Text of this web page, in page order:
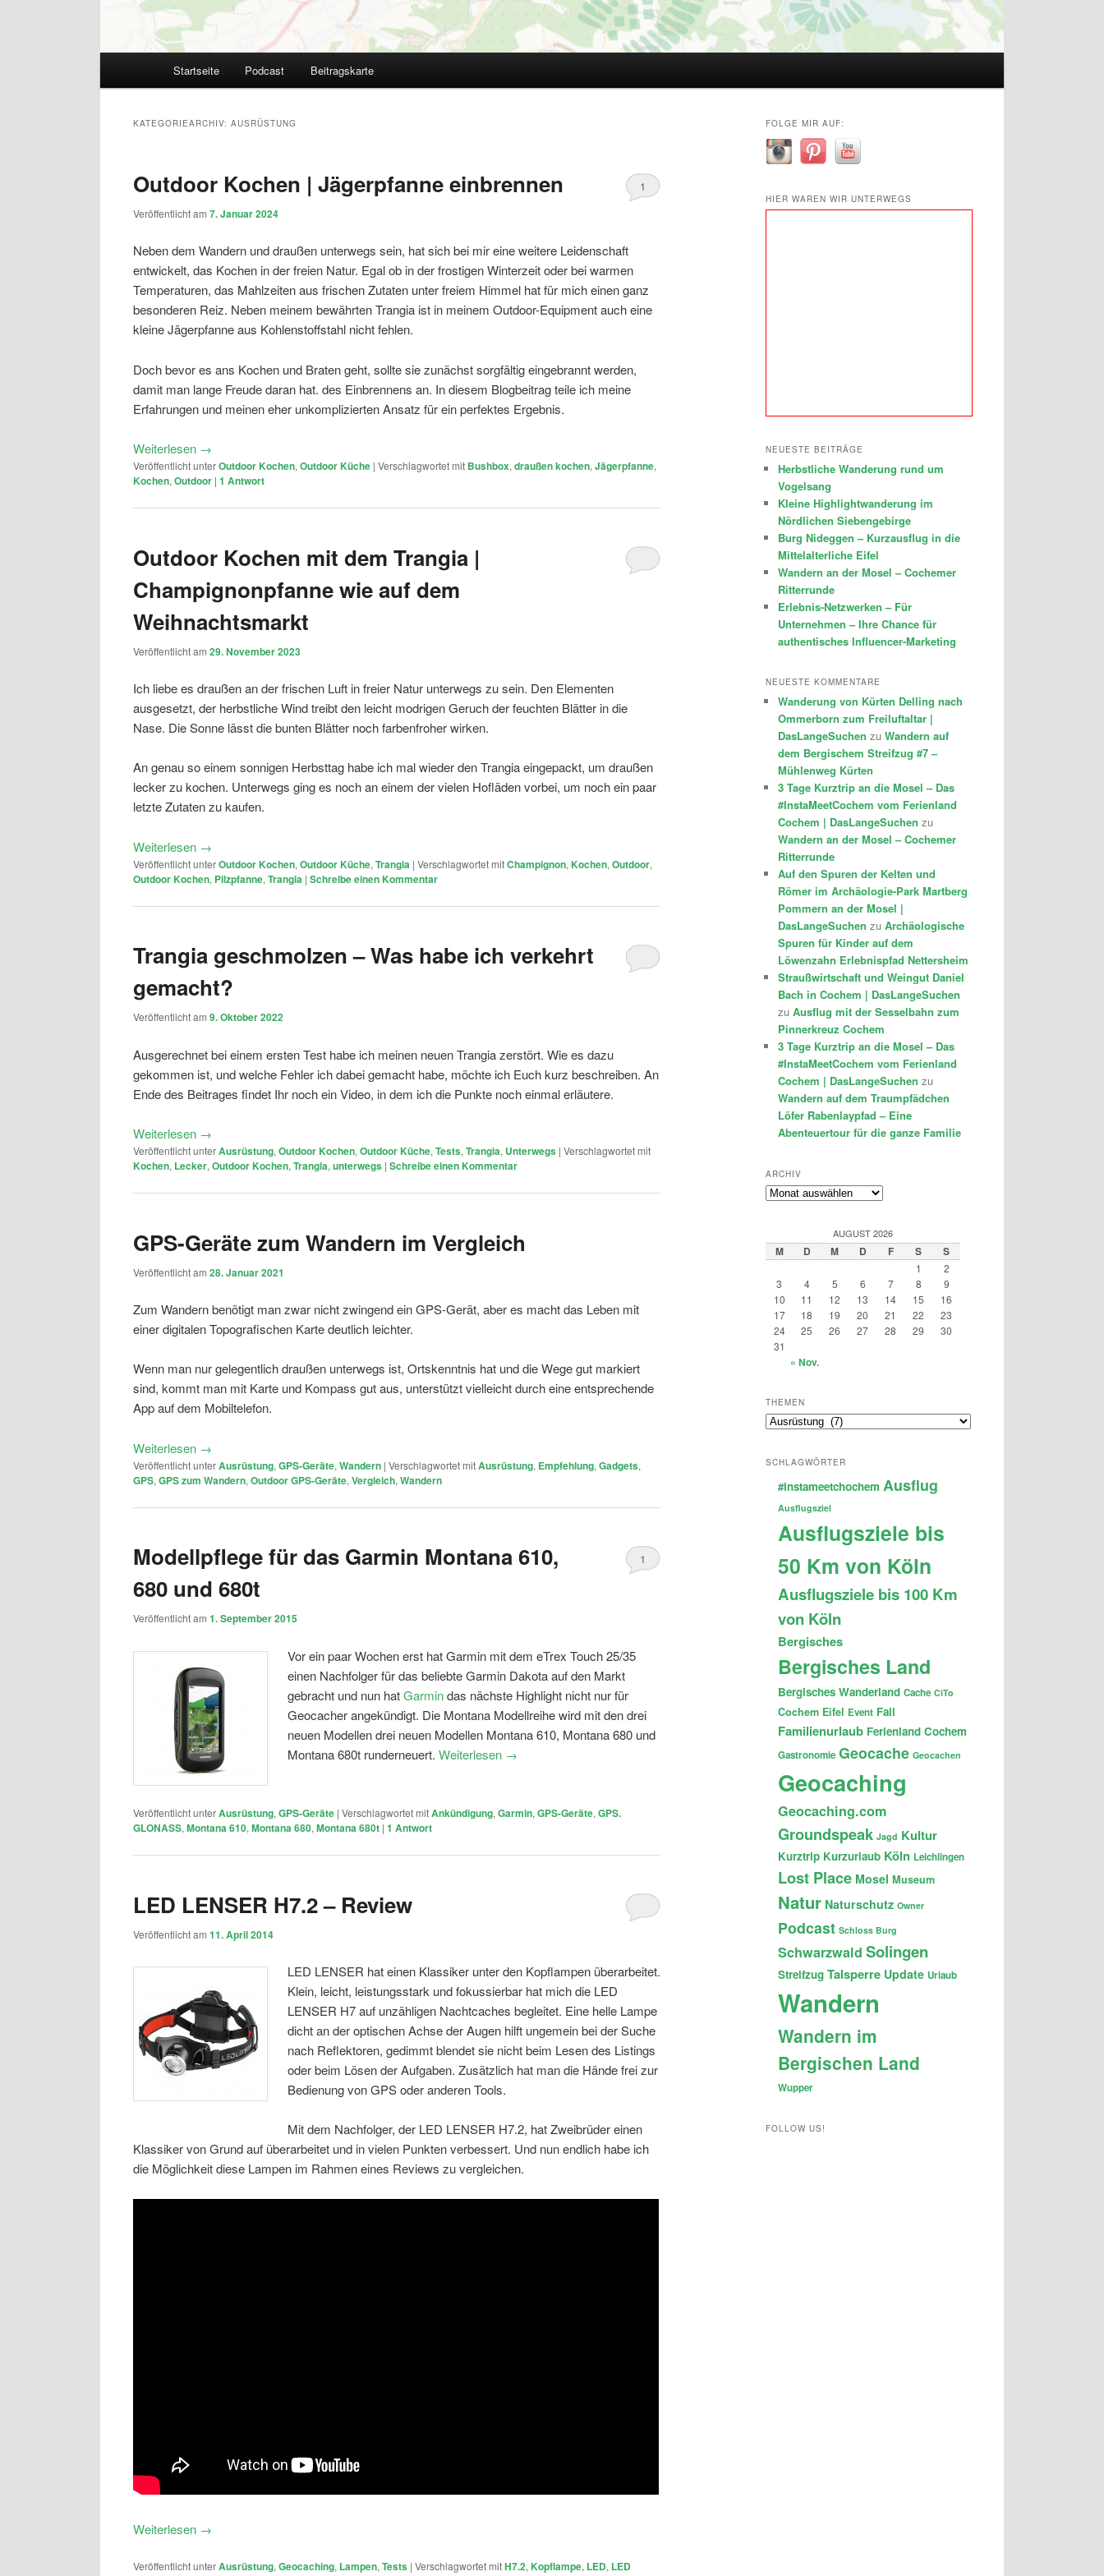
Startseite Podcast Beitragskarte
KATEGORIEARCHIV: AUSRÜSTUNG
Outdoor Kochen | Jägerpfanne einbrennen
Veröffentlicht am 7. Januar 2024
1
Neben dem Wandern und draußen unterwegs sein, hat sich bei mir eine weitere Leidenschaft
entwickelt, das Kochen in der freien Natur. Egal ob in der frostigen Winterzeit oder bei warmen
Temperaturen, das Mahlzeiten aus frischen Zutaten unter freiem Himmel hat für mich einen ganz
besonderen Reiz. Neben meinem bewährten Trangia ist in meinem Outdoor-Equipment auch eine
kleine Jägerpfanne aus Kohlenstoffstahl nicht fehlen.
Doch bevor es ans Kochen und Braten geht, sollte sie zunächst sorgfältig eingebrannt werden,
damit man lange Freude daran hat. des Einbrennens an. In diesem Blogbeitrag teile ich meine
Erfahrungen und meinen eher unkomplizierten Ansatz für ein perfektes Ergebnis.
Weiterlesen →
Veröffentlicht unterOutdoor Kochen, Outdoor Küche | Verschlagwortet mit Bushbox, draußen kochen, Jägerpfanne,
Kochen, Outdoor | 1 Antwort
Outdoor Kochen mit dem Trangia |
Champignonpfanne wie auf dem
Weihnachtsmarkt
Veröffentlicht am 29. November 2023
Ich liebe es draußen an der frischen Luft in freier Natur unterwegs zu sein. Den Elementen
ausgesetzt, der herbstliche Wind treibt den leicht modrigen Geruch der feuchten Blätter in die
Nase. Die Sonne lässt die bunten Blätter noch farbenfroher wirken.
An genau so einem sonnigen Herbsttag habe ich mal wieder den Trangia eingepackt, um draußen
lecker zu kochen. Unterwegs ging es noch an einem der vielen Hofläden vorbei, um noch ein paar
letzte Zutaten zu kaufen.
Weiterlesen →
Veröffentlicht unterOutdoor Kochen, Outdoor Küche, Trangia | Verschlagwortet mitChampignon, Kochen, Outdoor,
Outdoor Kochen, Pilzpfanne, Trangia | Schreibe einen Kommentar
Trangia geschmolzen – Was habe ich verkehrt
gemacht?
Veröffentlicht am 9. Oktober 2022
Ausgerechnet bei einem ersten Test habe ich meinen neuen Trangia zerstört. Wie es dazu
gekommen ist, und welche Fehler ich dabei gemacht habe, möchte ich Euch kurz beschreiben. An
Ende des Beitrages findet Ihr noch ein Video, in dem ich die Punkte noch einmal erläutere.
Weiterlesen →
Veröffentlicht unterAusrüstung, Outdoor Kochen, Outdoor Küche, Tests, Trangia, Unterwegs | Verschlagwortet mit
Kochen, Lecker, Outdoor Kochen, Trangia, unterwegs | Schreibe einen Kommentar
GPS-Geräte zum Wandern im Vergleich
Veröffentlicht am 28. Januar 2021
Zum Wandern benötigt man zwar nicht zwingend ein GPS-Gerät, aber es macht das Leben mit
einer digitalen Topografischen Karte deutlich leichter.
Wenn man nur gelegentlich draußen unterwegs ist, Ortskenntnis hat und die Wege gut markiert
sind, kommt man mit Karte und Kompass gut aus, unterstützt vielleicht durch eine entsprechende
App auf dem Mobiltelefon.
Weiterlesen →
Veröffentlicht unterAusrüstung, GPS-Geräte, Wandern | Verschlagwortet mitAusrüstung, Empfehlung, Gadgets,
GPS, GPS zum Wandern, Outdoor GPS-Geräte, Vergleich, Wandern
Modellpflege für das Garmin Montana 610,
680 und 680t
Veröffentlicht am 1. September 2015
1
Vor ein paar Wochen erst hat Garmin mit dem eTrex Touch 25/35
einen Nachfolger für das beliebte Garmin Dakota auf den Markt
gebracht und nun hatGarmindas nächste Highlight nicht nur für
Geocacher angekündigt. Die Montana Modellreihe wird mit den drei
neuen Modellen drei neuen Modellen Montana 610, Montana 680 und
Montana 680t runderneuert.Weiterlesen →
Veröffentlicht unterAusrüstung, GPS-Geräte | Verschlagwortet mitAnkündigung, Garmin, GPS-Geräte, GPS.
GLONASS, Montana 610, Montana 680, Montana 680t | 1 Antwort
LED LENSER H7.2 – Review
Veröffentlicht am 11. April 2014
LED LENSER hat einen Klassiker unter den Kopflampen überarbeitet.
Klein, leicht, leistungsstark und fokussierbar hat mich die LED
LENSER H7 auf unzähligen Nachtcaches begleitet. Eine helle Lampe
dicht an der optischen Achse der Augen hilft ungemein bei der Suche
nach Reflektoren, gedimmt blendet sie nicht beim Lesen des Listings
oder beim Lösen der Aufgaben. Zusätzlich hat man die Hände frei zur
Bedienung von GPS oder anderen Tools.
Mit dem Nachfolger, der LED LENSER H7.2, hat Zweibrüder einen
Klassiker von Grund auf überarbeitet und in vielen Punkten verbessert. Und nun endlich habe ich
die Möglichkeit diese Lampen im Rahmen eines Reviews zu vergleichen.
Weiterlesen →
Veröffentlicht unterAusrüstung, Geocaching, Lampen, Tests | Verschlagwortet mitH7.2, Kopflampe, LED, LED
FOLGE MIR AUF:
HIER WAREN WIR UNTERWEGS
NEUESTE BEITRÄGE
Herbstliche Wanderung rund um
Vogelsang
Kleine Highlightwanderung im
Nördlichen Siebengebirge
Burg Nideggen – Kurzausflug in die
Mittelalterliche Eifel
Wandern an der Mosel – Cochemer
Ritterrunde
Erlebnis-Netzwerken – Für
Unternehmen – Ihre Chance für
authentisches Influencer-Marketing
NEUESTE KOMMENTARE
Wanderung von Kürten Delling nach
Ommerborn zum Freiluftaltar |
DasLangeSuchen zu Wandern auf
dem Bergischem Streifzug #7 –
Mühlenweg Kürten
3 Tage Kurztrip an die Mosel – Das
#InstaMeetCochem vom Ferienland
Cochem | DasLangeSuchen zu
Wandern an der Mosel – Cochemer
Ritterrunde
Auf den Spuren der Kelten und
Römer im Archäologie-Park Martberg
Pommern an der Mosel |
DasLangeSuchen zu Archäologische
Spuren für Kinder auf dem
Löwenzahn Erlebnispfad Nettersheim
Straußwirtschaft und Weingut Daniel
Bach in Cochem | DasLangeSuchen
zu Ausflug mit der Sesselbahn zum
Pinnerkreuz Cochem
3 Tage Kurztrip an die Mosel – Das
#InstaMeetCochem vom Ferienland
Cochem | DasLangeSuchen zu
Wandern auf dem Traumpfädchen
Löfer Rabenlaypfad – Eine
Abenteuertour für die ganze Familie
ARCHIV
Archiv
AUGUST 2026
M D M D F S S
1
2
3
4 5 6 7 8
9
10
11 12 13 14 15
16
17
18 19 20 21 22
23
24
25 26 27 28 29
30
31
« Nov.
THEMEN
Themen
SCHLAGWÖRTER
#instameetchochem Ausflug
Ausflugsziel
Ausflugsziele bis
50 Km von Köln
Ausflugsziele bis 100 Km
von Köln
Bergisches
Bergisches Land
Bergisches Wanderland Cache CiTo
Cochem Eifel Event Fail
Familienurlaub Ferienland Cochem
Gastronomie Geocache Geocachen
Geocaching
Geocaching.com
Groundspeak Jagd Kultur
Kurztrip Kurzurlaub Köln Leichlingen
Lost Place Mosel Museum
Natur Naturschutz Owner
Podcast Schloss Burg
Schwarzwald Solingen
Streifzug Talsperre Update Urlaub
Wandern
Wandern im
Bergischen Land
Wupper
FOLLOW US!